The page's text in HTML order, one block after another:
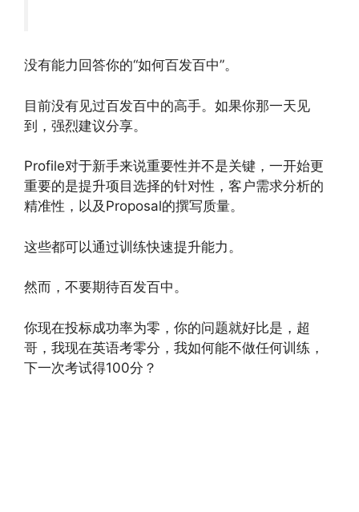
没有能力回答你的“如何百发百中”。
目前没有见过百发百中的高手。如果你那一天见
到，强烈建议分享。
Profile对于新手来说重要性并不是关键，一开始更
重要的是提升项目选择的针对性，客户需求分析的
精准性，以及Proposal的撰写质量。
这些都可以通过训练快速提升能力。
然而，不要期待百发百中。
你现在投标成功率为零，你的问题就好比是，超
哥，我现在英语考零分，我如何能不做任何训练，
下一次考试得100分？